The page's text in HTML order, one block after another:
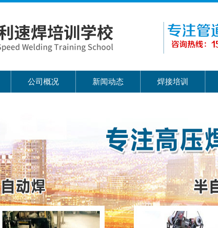
公司概况 新闻动态 焊接培训